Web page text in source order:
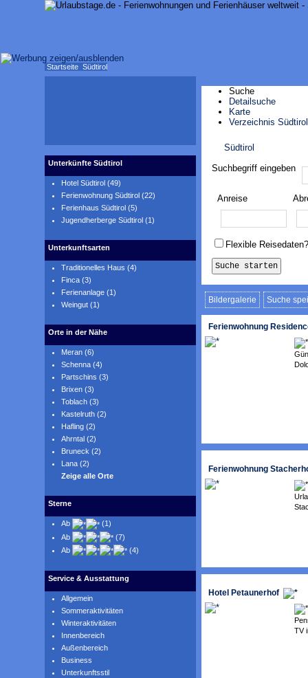
Startseite Südtirol
Karte anzeigen
Unterkünfte Südtirol
Hotel Südtirol (49)
Ferienwohnung Südtirol (22)
Ferienhaus Südtirol (5)
Jugendherberge Südtirol (1)
Unterkunftsarten
Traditionelles Haus (4)
Finca (3)
Ferienanlage (1)
Weingut (1)
Orte in der Nähe
Meran (6)
Schenna (4)
Partschins (3)
Brixen (3)
Toblach (3)
Kastelruth (2)
Hafling (2)
Ahrntal (2)
Bruneck (2)
Lana (2)
Zeige alle Orte
Sterne
Ab
(1)
Ab
(7)
Ab
(4)
Service & Ausstattung
Allgemein
Sommeraktivitäten
Winteraktivitäten
Innenbereich
Außenbereich
Business
Unterkunftsstil
Suche
Detailsuche
Karte
Verzeichnis Südtirol
Südtirol
Suchbegriff eingeben
Anreise
Flexible
Bildergalerie Suche
Ferienwohnung
Ferienwohnung
Hotel Petaunerhof
TV